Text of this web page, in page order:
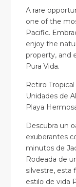
A rare
one of the
Pacific.
enjoy the
property, and
Pura Vida.
Retiro
Unidades de
Playa
Descubra un
exuberantes
minutos de
Rodeada de
silvestre, esta
estilo de vida